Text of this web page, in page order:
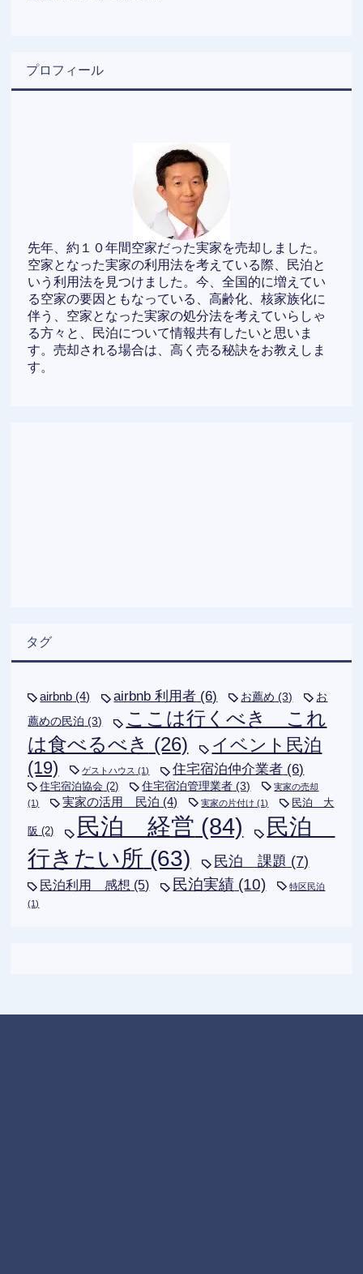
プロフィール
先年、約１０年間空家だった実家を売却しました。
空家となった実家の利用法を考えている際、民泊と
いう利用法を見つけました。今、全国的に増えてい
る空家の要因ともなっている、高齢化、核家族化に
伴う、空家となった実家の処分法を考えていらしゃ
る方々と、民泊について情報共有したいと思いま
す。売却される場合は、高く売る秘訣をお教えしま
す。
タグ
airbnb (4) airbnb 利用者 (6) お薦め (3)
お
薦めの民泊 (3)
ここは行くべき これ
は食べるべき (26)
イベント民泊
(19)
ゲストハウス (1) 住宅宿泊仲介業者 (6)
住宅宿泊協会 (2) 住宅宿泊管理業者 (3)
実家の売却
(1)
実家の活用 民泊 (4) 実家の片付け (1) 民泊 大
阪 (2) 民泊 経営 (84)
民泊
行きたい所 (63) 民泊 課題 (7)
民泊利用 感想 (5) 民泊実績 (10)
特区民泊
(1)